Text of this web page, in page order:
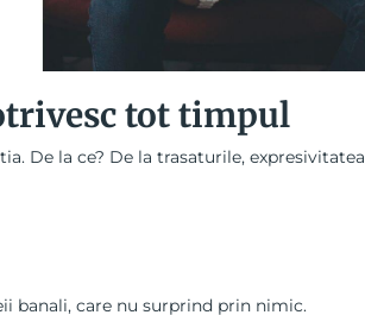
tot timpul
De la ce? De la trasaturile, expresivitatea
banali, care nu surprind prin nimic.